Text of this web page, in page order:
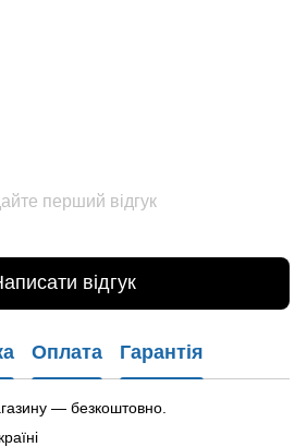
перший відгук
відгук
Оплата Гарантія
— безкоштовно.